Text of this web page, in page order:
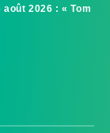
2026 : « Tom